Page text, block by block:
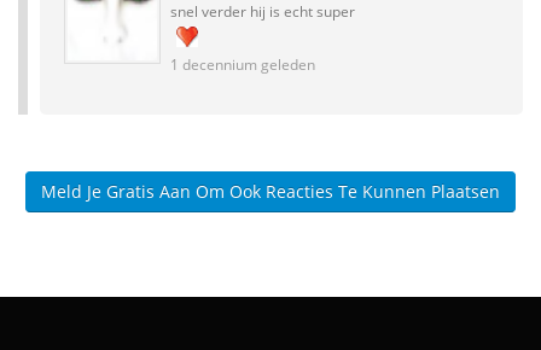
snel verder hij is echt super
1 decennium geleden
Meld Je Gratis Aan Om Ook Reacties Te Kunnen Plaatsen